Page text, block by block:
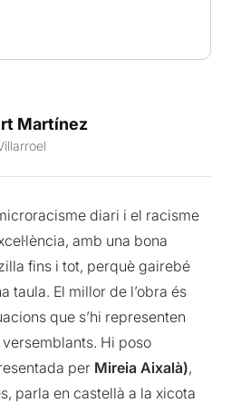
Martínez
diari i el racisme
amb una bona
fins i tot, perquè gairebé
taula. El millor de l’obra és
que s’hi representen
Hi poso
per Mireia Aixalà),
parla en castellà a la xicota